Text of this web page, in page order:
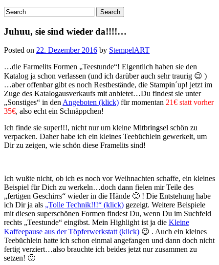
Juhuu, sie sind wieder da!!!!…
Posted on 22. Dezember 2016 by StempelART
…die Farmelits Formen „Teestunde“! Eigentlich haben sie den
Katalog ja schon verlassen (und ich darüber auch sehr traurig 😉 )
…aber offenbar gibt es noch Restbestände, die Stampin´up! jetzt im
Zuge des Katalogausverkaufs mit anbietet…Du findest sie unter
„Sonstiges“ in den Angeboten (klick) für momentan 21€ statt vorher
35€, also echt ein Schnäppchen!
Ich finde sie super!!!, nicht nur um kleine Mitbringsel schön zu
verpacken. Daher habe ich ein kleines Teebüchlein gewerkelt, um
Dir zu zeigen, wie schön diese Framelits sind!
Ich wußte nicht, ob ich es noch vor Weihnachten schaffe, ein kleines
Beispiel für Dich zu werkeln…doch dann fielen mir Teile des
„fertigen Geschirrs“ wieder in die Hände 🙂 ! Die Entstehung habe
ich Dir ja als „Tolle Technik!!!“ (klick) gezeigt. Weitere Beispiele
mit diesen superschönen Formen findest Du, wenn Du im Suchfeld
rechts „Teestunde“ eingibst. Mein Highlight ist ja die Kleine
Kaffeepause aus der Töpferwerkstatt (klick) 😉 . Auch ein kleines
Teebüchlein hatte ich schon einmal angefangen und dann doch nicht
fertig verziert…also brauchte ich beides jetzt nur zusammen zu
setzen! 🙂